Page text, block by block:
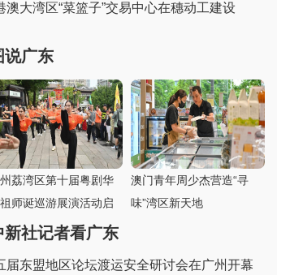
澳大湾区“菜篮子”交易中心在穗动工建设
说广东
荔湾区第十届粤剧华
师诞巡游展演活动启
澳门青年周少杰营造“寻
味”湾区新天地
新社记者看广东
届东盟地区论坛渡运安全研讨会在广州开幕